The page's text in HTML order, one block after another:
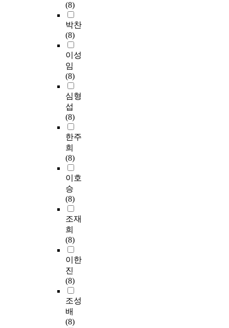
(8)
박찬
(8)
이성
임
(8)
심형
섭
(8)
한주
희
(8)
이호
승
(8)
조재
희
(8)
이한
진
(8)
조성
배
(8)